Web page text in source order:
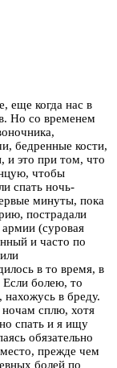
еще когда нас в
Но со временем
бедренные кости,
и это при том, что
чтобы
спать ночь-
минуты, пока
пострадали
армии (суровая
и часто по
в то время, в
Если болею, то
нахожусь в бреду.
ночам сплю, хотя
спать и я ищу
обязательно
прежде чем
болей по